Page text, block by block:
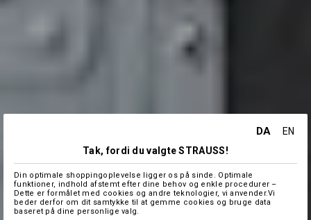
DA
EN
Tak, fordi du valgte STRAUSS!
Din optimale shoppingoplevelse ligger os på sinde. Optimale
funktioner, indhold afstemt efter dine behov og enkle procedurer –
Dette er formålet med cookies og andre teknologier, vi anvender.Vi
beder derfor om dit samtykke til at gemme cookies og bruge data
baseret på dine personlige valg.